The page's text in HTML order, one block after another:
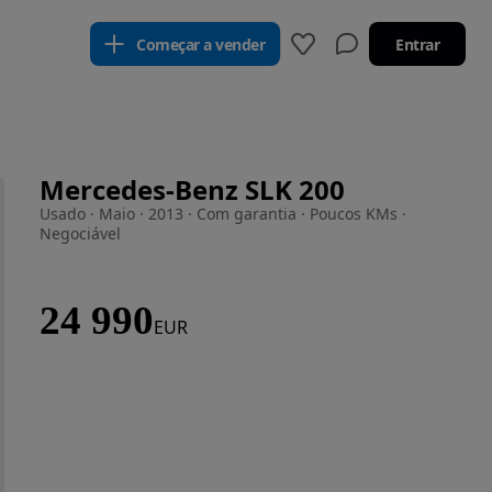
Começar a vender Entrar
Mercedes-Benz SLK 200
Usado · Maio · 2013 · Com garantia · Poucos KMs ·
Negociável
24 990EUR